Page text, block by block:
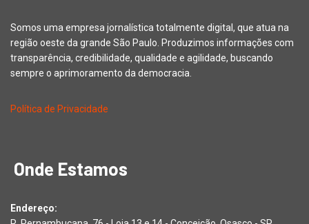
Somos uma empresa jornalística totalmente digital, que atua na
região oeste da grande São Paulo. Produzimos informações com
transparência, credibilidade, qualidade e agilidade, buscando
sempre o aprimoramento da democracia.
Política de Privacidade
Onde Estamos
Endereço: